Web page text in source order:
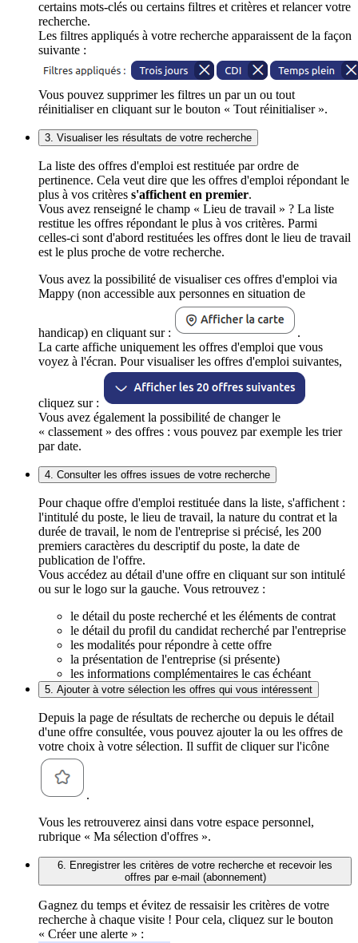
certains mots-clés ou certains filtres et critères et relancer votre
recherche.
Les filtres appliqués à votre recherche apparaissent de la façon
suivante :
Vous pouvez supprimer les filtres un par un ou tout
réinitialiser en cliquant sur le bouton « Tout réinitialiser ».
3. Visualiser les résultats de votre recherche
La liste des offres d'emploi est restituée par ordre de
pertinence. Cela veut dire que les offres d'emploi répondant le
plus à vos critères s'affichent en premier.
Vous avez renseigné le champ « Lieu de travail » ? La liste
restitue les offres répondant le plus à vos critères. Parmi
celles-ci sont d'abord restituées les offres dont le lieu de travail
est le plus proche de votre recherche.
Vous avez la possibilité de visualiser ces offres d'emploi via
Mappy (non accessible aux personnes en situation de
handicap) en cliquant sur :
.
La carte affiche uniquement les offres d'emploi que vous
voyez à l'écran. Pour visualiser les offres d'emploi suivantes,
cliquez sur :
Vous avez également la possibilité de changer le
« classement » des offres : vous pouvez par exemple les trier
par date.
4. Consulter les offres issues de votre recherche
Pour chaque offre d'emploi restituée dans la liste, s'affichent :
l'intitulé du poste, le lieu de travail, la nature du contrat et la
durée de travail, le nom de l'entreprise si précisé, les 200
premiers caractères du descriptif du poste, la date de
publication de l'offre.
Vous accédez au détail d'une offre en cliquant sur son intitulé
ou sur le logo sur la gauche. Vous retrouvez :
le détail du poste recherché et les éléments de contrat
le détail du profil du candidat recherché par l'entreprise
les modalités pour répondre à cette offre
la présentation de l'entreprise (si présente)
les informations complémentaires le cas échéant
5. Ajouter à votre sélection les offres qui vous intéressent
Depuis la page de résultats de recherche ou depuis le détail
d'une offre consultée, vous pouvez ajouter la ou les offres de
votre choix à votre sélection. Il suffit de cliquer sur l'icône
.
Vous les retrouverez ainsi dans votre espace personnel,
rubrique « Ma sélection d'offres ».
6. Enregistrer les critères de votre recherche et recevoir les
offres par e-mail (abonnement)
Gagnez du temps et évitez de ressaisir les critères de votre
recherche à chaque visite ! Pour cela, cliquez sur le bouton
« Créer une alerte » :